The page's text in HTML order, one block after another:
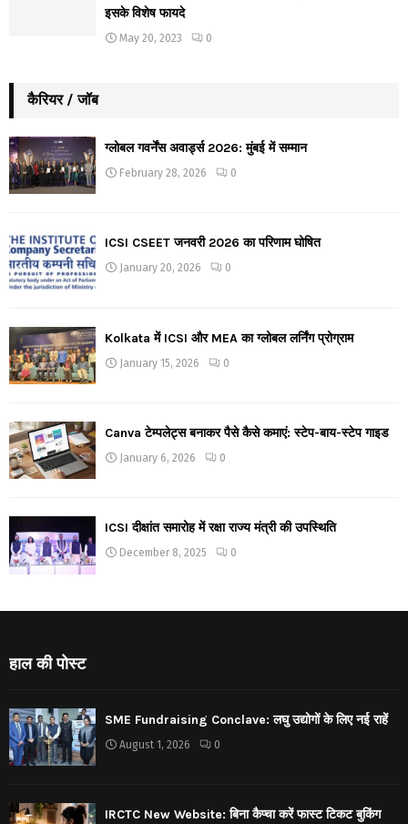
इसके विशेष फायदे
May 20, 2023 0
कैरियर / जॉब
ग्लोबल गवर्नेंस अवार्ड्स 2026: मुंबई में सम्मान
February 28, 2026 0
ICSI CSEET जनवरी 2026 का परिणाम घोषित
January 20, 2026 0
Kolkata में ICSI और MEA का ग्लोबल लर्निंग प्रोग्राम
January 15, 2026 0
Canva टेम्पलेट्स बनाकर पैसे कैसे कमाएं: स्टेप-बाय-स्टेप गाइड
January 6, 2026 0
ICSI दीक्षांत समारोह में रक्षा राज्य मंत्री की उपस्थिति
December 8, 2025 0
हाल की पोस्ट
SME Fundraising Conclave: लघु उद्योगों के लिए नई राहें
August 1, 2026 0
IRCTC New Website: बिना कैप्चा करें फास्ट टिकट बुकिंग